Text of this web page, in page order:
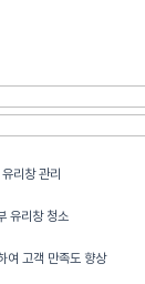
리창 관리
유리창 청소
여 고객 만족도 향상